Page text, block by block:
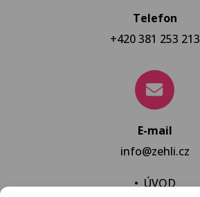
Telefon
+420 381 253 213
E-mail
info@zehli.cz
•ÚVOD